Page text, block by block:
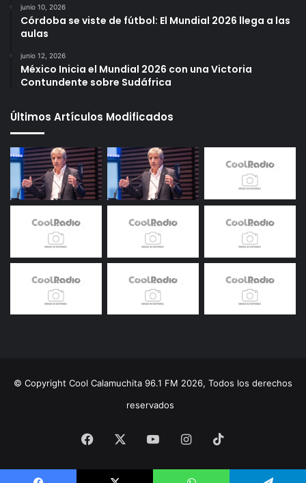
junio 10, 2026
Córdoba se viste de fútbol: El Mundial 2026 llega a las
aulas
junio 12, 2026
México Inicia el Mundial 2026 con una Victoria
Contundente sobre Sudáfrica
Últimos Artículos Modificados
© Copyright Cool Calamuchita 96.1 FM 2026, Todos los derechos
reservados
Facebook YouTubeInstagram